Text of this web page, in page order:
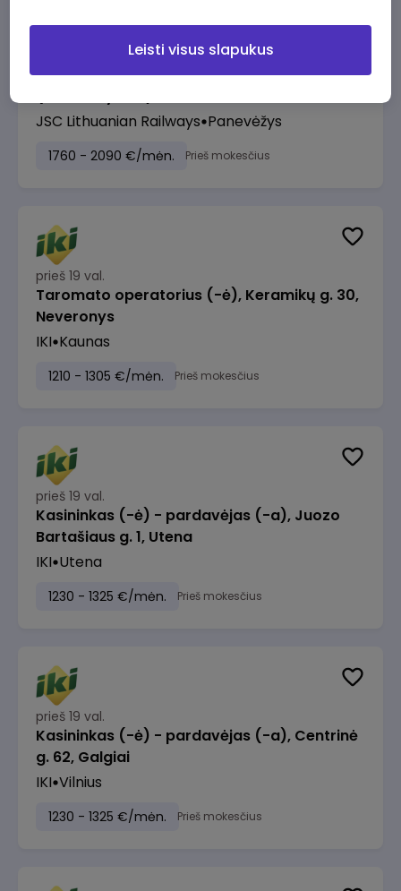
Manevrų operatorius (-ė) (Panevėžys)
JSC Lithuanian Railways Panevėžys
1760 - 2090 €/mėn. Prieš mokesčius
prieš 19 val.
Taromato operatorius (-ė), Keramikų g. 30,
Neveronys
IKI Kaunas
1210 - 1305 €/mėn. Prieš mokesčius
prieš 19 val.
Kasininkas (-ė) - pardavėjas (-a), Juozo
Bartašiaus g. 1, Utena
IKI Utena
1230 - 1325 €/mėn. Prieš mokesčius
prieš 19 val.
Kasininkas (-ė) - pardavėjas (-a), Centrinė
g. 62, Galgiai
IKI Vilnius
1230 - 1325 €/mėn. Prieš mokesčius
Leisti visus slapukus